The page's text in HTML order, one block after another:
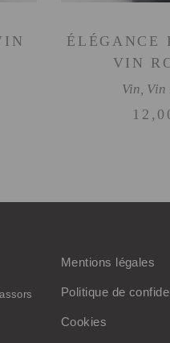
ÉLÉGANCE
VIN
Vin, Vin
Mentions légales
Politique de
Cookies